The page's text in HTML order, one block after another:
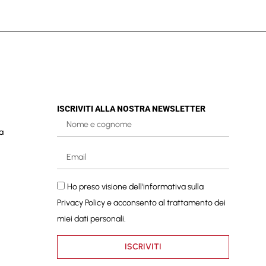
ISCRIVITI ALLA NOSTRA NEWSLETTER
Ho preso visione dell'informativa sulla
Privacy Policye acconsento al trattamento dei
miei dati personali.
ISCRIVITI